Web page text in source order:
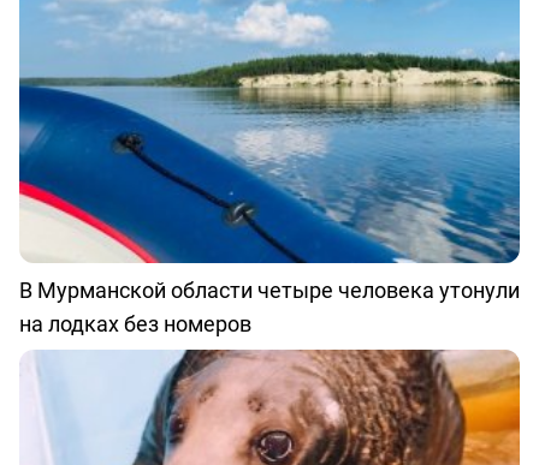
В Мурманской области четыре человека утонули
на лодках без номеров